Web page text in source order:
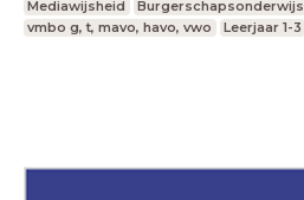
Mediawijsheid Burgerschapsonderwijs
vmbo g, t, mavo, havo, vwo
Leerjaar 1-3